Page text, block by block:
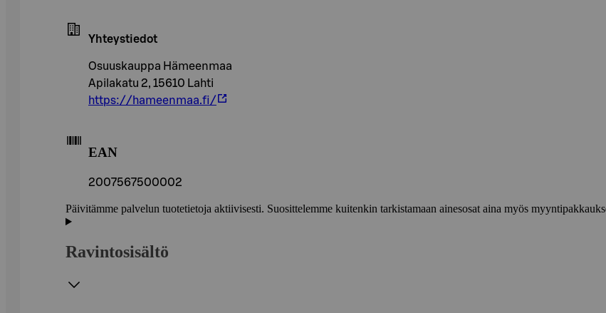
Yhteystiedot
Osuuskauppa Hämeenmaa
Apilakatu 2, 15610 Lahti
https://hameenmaa.fi/
EAN
2007567500002
Päivitämme palvelun tuotetietoja aktiivisesti. Suosittelemme kuitenkin tarkistamaan ainesosat aina myös
Ravintosisältö